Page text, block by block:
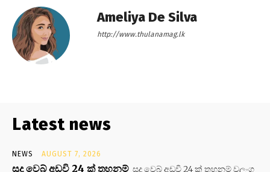
Ameliya De Silva
http://www.thulanamag.lk
Latest news
NEWS AUGUST 7, 2026
සූදු වෙබ් අඩවි 24 ක් තහනම් සූදු වෙබ් අඩවි 24 ක් තහනම් වලංගු